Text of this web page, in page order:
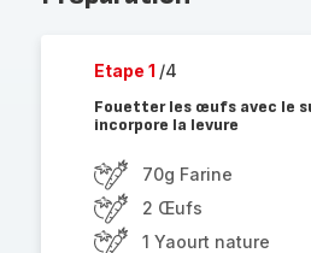
Etape 1 /4
Fouetter les œufs avec le
incorpore la levure
70g Farine
2 Œufs
1 Yaourt nature